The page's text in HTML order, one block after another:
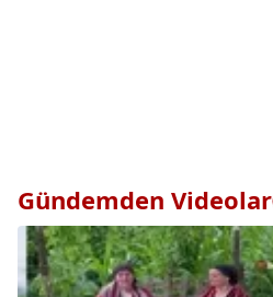
Gündemden Videolar